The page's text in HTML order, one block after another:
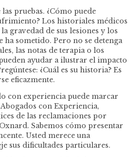
pruebas. ¿Cómo puede
Los historiales médicos
gravedad de sus lesiones y los
ha sometido. Pero no se detenga
las notas de terapia o los
ayudar a ilustrar el impacto
¿Cuál es su historia? Es
eficazmente.
con experiencia puede marcar
con Experiencia,
de las reclamaciones por
Sabemos cómo presentar
Usted merece una
sus dificultades particulares.